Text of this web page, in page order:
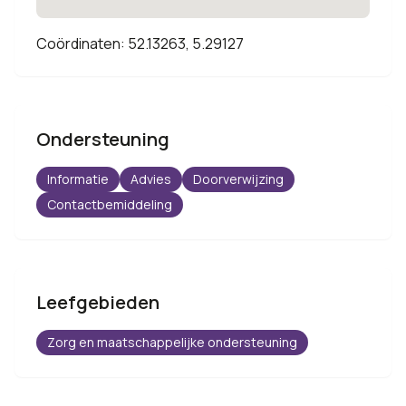
Coördinaten: 52.13263, 5.29127
Ondersteuning
Informatie Advies
Doorverwijzing
Contactbemiddeling
Leefgebieden
Zorg en maatschappelijke ondersteuning